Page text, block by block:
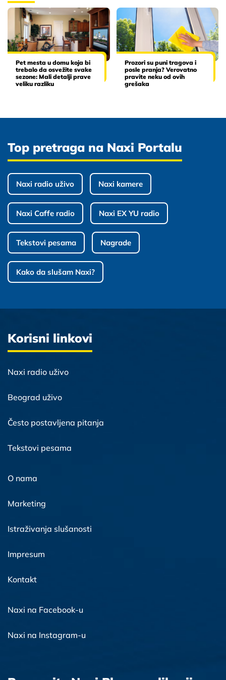
Pet mesta u domu koja bi
trebalo da osvežite svake
sezone: Mali detalji prave
veliku razliku
Prozori su puni tragova i
posle pranja? Verovatno
pravite neku od ovih
grešaka
Top pretraga na Naxi Portalu
Naxi radio uživo Naxi kamere
Naxi Caffe radio Naxi EX YU radio
Tekstovi pesama Nagrade
Kako da slušam Naxi?
Korisni linkovi
Naxi radio uživo
Beograd uživo
Često postavljena pitanja
Tekstovi pesama
O nama
Marketing
Istraživanja slušanosti
Impresum
Kontakt
Naxi na Facebook-u
Naxi na Instagram-u